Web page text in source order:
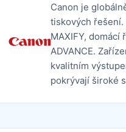
Canon je
tiskových
MAXIFY, domácí
ADVANCE.
kvalitním
pokrývají široké